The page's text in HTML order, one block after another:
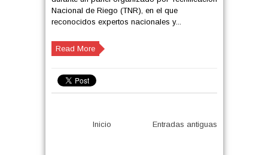
Nacional de Riego (TNR), en el que
reconocidos expertos nacionales y...
Read More
Entradas antiguas
Inicio